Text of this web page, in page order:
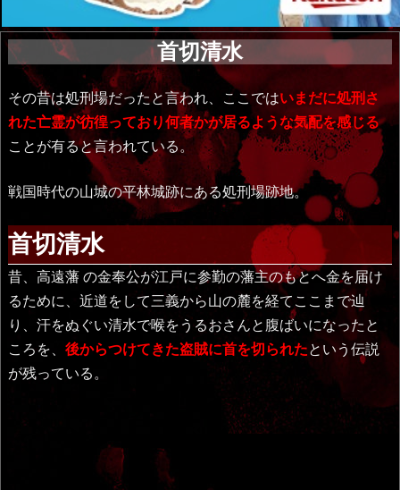
首切清水
その昔は処刑場だったと言われ、ここではいまだに処刑さ
れた亡霊が彷徨っており何者かが居るような気配を感じる
ことが有ると言われている。
戦国時代の山城の平林城跡にある処刑場跡地。
首切清水
昔、高遠藩 の金奉公が江戸に参勤の藩主のもとへ金を届け
るために、近道をして三義から山の麓を経てここまで辿
り、汗をぬぐい清水で喉をうるおさんと腹ばいになったと
ころを、 後からつけてきた盗賊に首を切られたという伝説
が残っている。